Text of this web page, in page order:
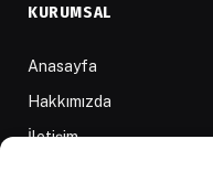
KURUMSAL
Anasayfa
Hakkımızda
İletişim